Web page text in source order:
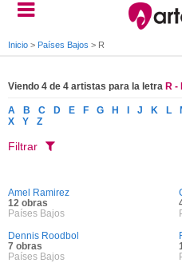
Inicio > Países Bajos > R
Viendo 4 de 4 artistas para la letra R -
A B C D E F G H J K L
X
Y Z
Filtrar
Amel Ramirez
12 obras
Países Bajos
Dennis Roodbol
7 obras
Países Bajos